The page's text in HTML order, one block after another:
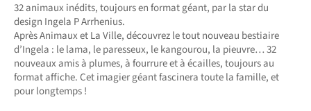
32 animaux inédits, toujours en format géant, par la star du
design Ingela P Arrhenius.
Après Animaux et La Ville, découvrez le tout nouveau bestiaire
d’Ingela : le lama, le paresseux, le kangourou, la pieuvre… 32
nouveaux amis à plumes, à fourrure et à écailles, toujours au
format affiche. Cet imagier géant fascinera toute la famille, et
pour longtemps !